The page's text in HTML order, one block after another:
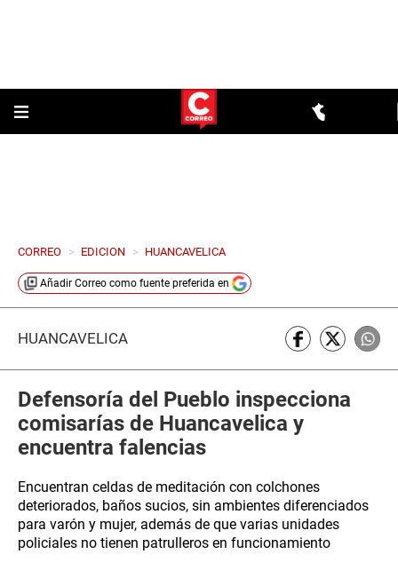
CORREO > EDICION > HUANCAVELICA
Añadir Correo como fuente preferida en
HUANCAVELICA
Defensoría del Pueblo inspecciona
comisarías de Huancavelica y
encuentra falencias
Encuentran celdas de meditación con colchones
deteriorados, baños sucios, sin ambientes diferenciados
para varón y mujer, además de que varias unidades
policiales no tienen patrulleros en funcionamiento